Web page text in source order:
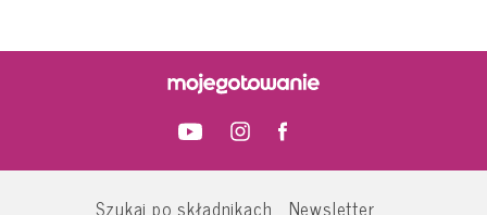
Szukaj po składnikach
Newsletter